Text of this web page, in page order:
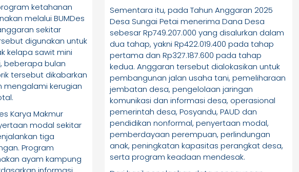
ketahanan
melalui BUMDes
sekitar
digunakan untuk
kelapa sawit mini
beberapa bulan
tersebut dikabarkan
kerugian
Karya Makmur
modal sekitar
tiga
Program
ayam kampung
Sementara itu, pada Tahun Anggaran 2025
Desa Sungai Petai menerima Dana Desa
sebesar Rp749.207.000 yang disalurkan dalam
dua tahap, yakni Rp422.019.400 pada tahap
pertama dan Rp327.187.600 pada tahap
kedua. Anggaran tersebut dialokasikan untuk
pembangunan jalan usaha tani, pemeliharaan
jembatan desa, pengelolaan jaringan
komunikasi dan informasi desa, operasional
pemerintah desa, Posyandu, PAUD dan
pendidikan nonformal, penyertaan modal,
pemberdayaan perempuan, perlindungan
anak, peningkatan kapasitas perangkat desa,
serta program keadaan mendesak.